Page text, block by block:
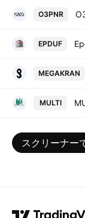
O3PNR
EPDUF
MEGAKRAN
MULTI
スクリーナー